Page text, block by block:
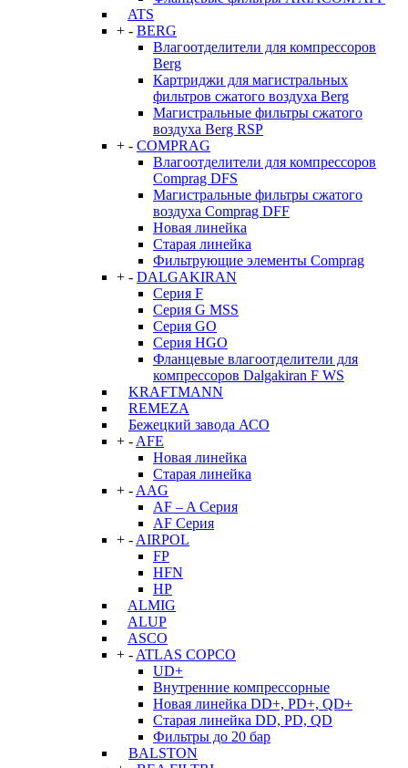
ATS
+ - BERG
Влагоотделители для компрессоров
Berg
Картриджи для магистральных
фильтров сжатого воздуха Berg
Магистральные фильтры сжатого
воздуха Berg RSP
+ - COMPRAG
Влагоотделители для компрессоров
Comprag DFS
Магистральные фильтры сжатого
воздуха Comprag DFF
Новая линейка
Старая линейка
Фильтрующие элементы Comprag
+ - DALGAKIRAN
Серия F
Серия G MSS
Серия GO
Серия HGO
Фланцевые влагоотделители для
компрессоров Dalgakiran F WS
KRAFTMANN
REMEZA
Бежецкий завода АСО
+ - AFE
Новая линейка
Старая линейка
+ - AAG
AF – A Серия
AF Серия
+ - AIRPOL
FP
HFN
HP
ALMIG
ALUP
ASCO
+ - ATLAS COPCO
UD+
Внутренние компрессорные
Новая линейка DD+, PD+, QD+
Старая линейка DD, PD, QD
Фильтры до 20 бар
BALSTON